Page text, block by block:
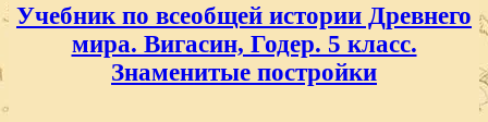
Учебник по всеобщей истории Древнего
мира. Вигасин, Годер. 5 класс.
Знаменитые постройки